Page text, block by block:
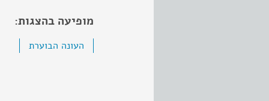
מופיעה בהצגות:
העונה הבוערת